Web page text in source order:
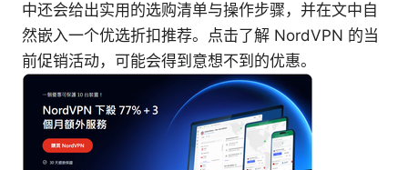
中还会给出实用的选购清单与操作步骤，并在文中自
然嵌入一个优选折扣推荐。点击了解 NordVPN 的当
前促销活动，可能会得到意想不到的优惠。